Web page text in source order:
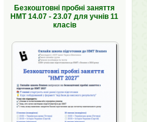
Безкоштовні пробні заняття
НМТ 14.07 - 23.07 для учнів 11
класів